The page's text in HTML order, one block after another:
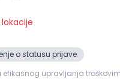
o statusu prijave
upravljanja